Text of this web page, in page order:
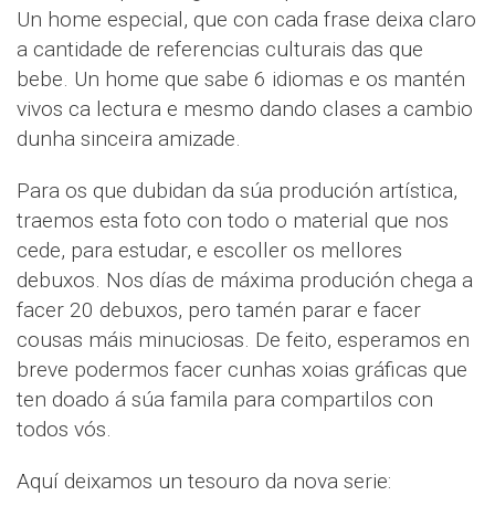
Un home especial, que con cada frase deixa claro
a cantidade de referencias culturais das que
bebe. Un home que sabe 6 idiomas e os mantén
vivos ca lectura e mesmo dando clases a cambio
dunha sinceira amizade.
Para os que dubidan da súa produción artística,
traemos esta foto con todo o material que nos
cede, para estudar, e escoller os mellores
debuxos. Nos días de máxima produción chega a
facer 20 debuxos, pero tamén parar e facer
cousas máis minuciosas. De feito, esperamos en
breve podermos facer cunhas xoias gráficas que
ten doado á súa famila para compartilos con
todos vós.
Aquí deixamos un tesouro da nova serie: